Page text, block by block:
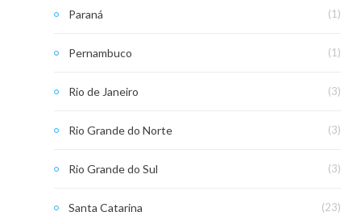
Paraná (1)
Pernambuco (1)
Rio de Janeiro (3)
Rio Grande do Norte (3)
Rio Grande do Sul (3)
Santa Catarina (23)